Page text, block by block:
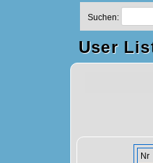
Suchen:
User
Nr